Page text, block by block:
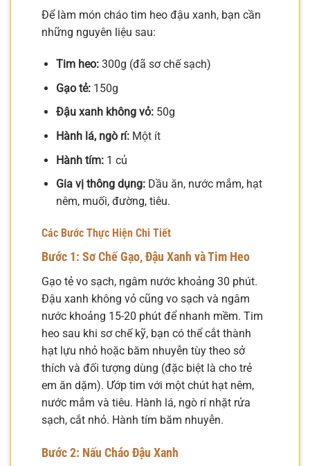
Để làm món cháo tim heo đậu xanh, bạn cần
những nguyên liệu sau:
Tim heo:300g (đã sơ chế sạch)
Gạo tẻ:150g
Đậu xanh không vỏ:50g
Hành lá, ngò rí:Một ít
Hành tím:1 củ
Gia vị thông dụng:Dầu ăn, nước mắm, hạt
nêm, muối, đường, tiêu.
Các Bước Thực Hiện Chi Tiết
Bước 1: Sơ Chế Gạo, Đậu Xanh và Tim Heo
Gạo tẻ vo sạch, ngâm nước khoảng 30 phút.
Đậu xanh không vỏ cũng vo sạch và ngâm
nước khoảng 15-20 phút để nhanh mềm. Tim
heo sau khi sơ chế kỹ, bạn có thể cắt thành
hạt lựu nhỏ hoặc băm nhuyễn tùy theo sở
thích và đối tượng dùng (đặc biệt là cho trẻ
em ăn dặm). Ướp tim với một chút hạt nêm,
nước mắm và tiêu. Hành lá, ngò rí nhặt rửa
sạch, cắt nhỏ. Hành tím băm nhuyễn.
Bước 2: Nấu Cháo Đậu Xanh